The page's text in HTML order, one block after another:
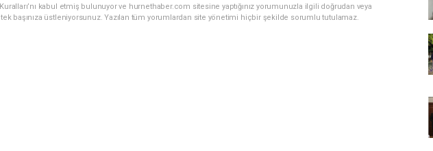
kabul etmiş bulunuyor ve hurnethaber.com sitesine yaptığınız yorumunuzla ilgili doğrudan veya
başınıza üstleniyorsunuz. Yazılan tüm yorumlardan site yönetimi hiçbir şekilde sorumlu tutulamaz.